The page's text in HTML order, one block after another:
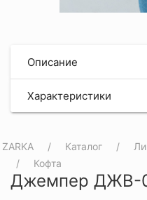
Описание
Характеристики
ZARKA Каталог
Кофта
Джемпер ДЖВ-